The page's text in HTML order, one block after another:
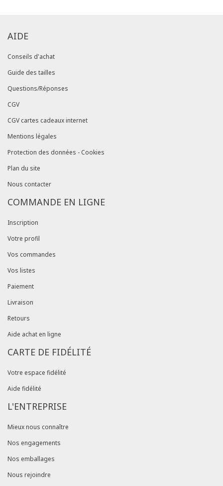
AIDE
Conseils d'achat
Guide des tailles
Questions/Réponses
CGV
CGV cartes cadeaux internet
Mentions légales
Protection des données - Cookies
Plan du site
Nous contacter
COMMANDE EN LIGNE
Inscription
Votre profil
Vos commandes
Vos listes
Paiement
Livraison
Retours
Aide achat en ligne
CARTE DE FIDÉLITÉ
Votre espace fidélité
Aide fidélité
L'ENTREPRISE
Mieux nous connaître
Nos engagements
Nos emballages
Nous rejoindre